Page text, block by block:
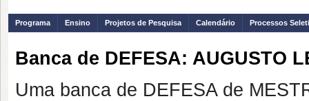
Programa Ensino Projetos de Pesquisa Calendário Processos
Banca de DEFESA: AUGUSTO
Uma banca de DEFESA de